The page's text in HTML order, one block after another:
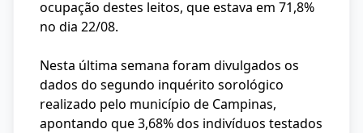
ocupação destes leitos, que estava em 71,8%
no dia 22/08.
Nesta última semana foram divulgados os
dados do segundo inquérito sorológico
realizado pelo município de Campinas,
apontando que 3,68% dos indivíduos testados